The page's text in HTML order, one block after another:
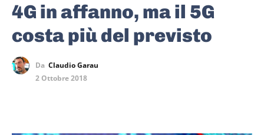
4G in affanno, ma il 5G
costa più del previsto
Da Claudio Garau
2 Ottobre 2018